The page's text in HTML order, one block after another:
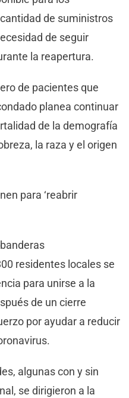
de suministros
de seguir
la reapertura.
de pacientes que
planea continuar
de la demografía
la raza y el origen
para ‘reabrir
residentes locales se
para unirse a la
de un cierre
por ayudar a reducir
algunas con y sin
se dirigieron a la